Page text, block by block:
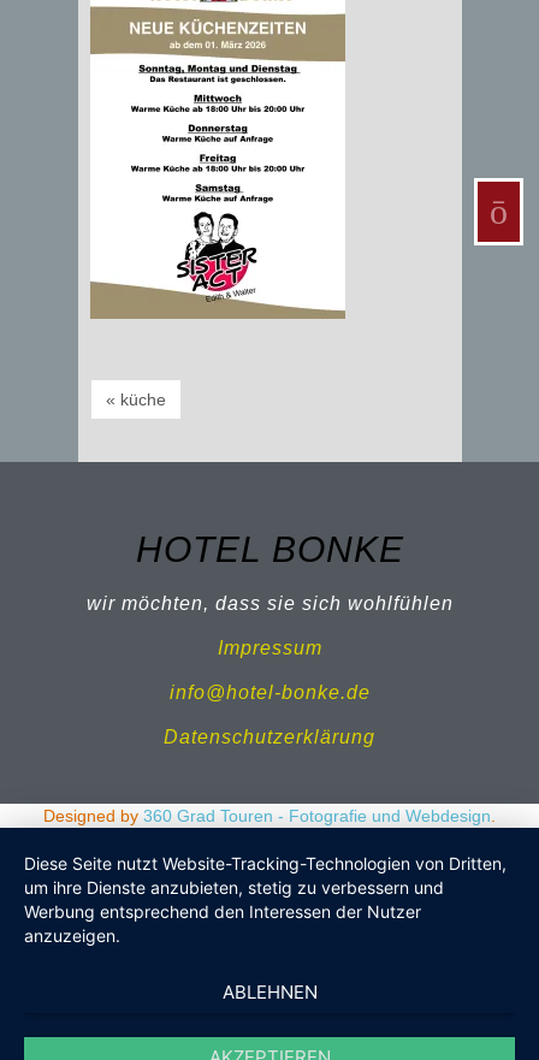
« küche
HOTEL BONKE
wir möchten, dass sie sich wohlfühlen
Impressum
info@hotel-bonke.de
Datenschutzerklärung
Designed by 360 Grad Touren - Fotografie und Webdesign
Diese Seite nutzt Website-Tracking-Technologien von Dritten,
um ihre Dienste anzubieten, stetig zu verbessern und
Werbung entsprechend den Interessen der Nutzer
anzuzeigen.
ABLEHNEN